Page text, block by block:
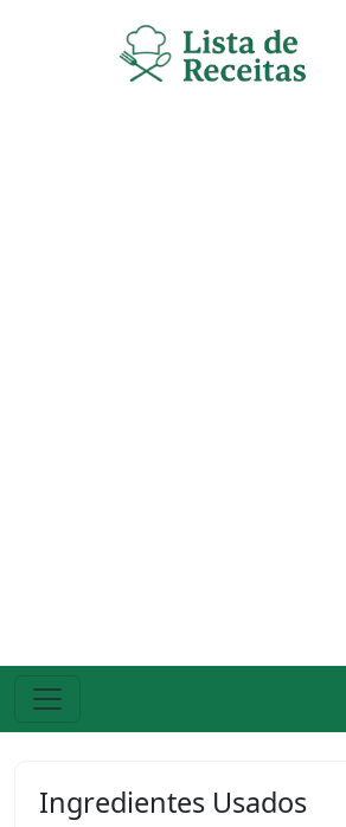
Ingredientes Usados